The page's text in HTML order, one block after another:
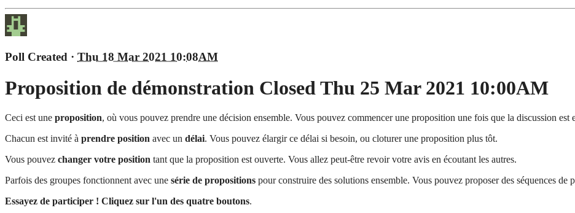
Poll Created · Thu 18 Mar 2021 10:08AM
Proposition de démonstration Closed Thu 25 Mar 2021 10:00AM
Ceci est une proposition, où vous pouvez prendre une décision ensemble. Vous pouvez commencer une proposition une fois que la discussion est
Chacun est invité à prendre position avec un délai. Vous pouvez élargir ce délai si besoin, ou cloturer une proposition plus tôt.
Vous pouvez changer votre position tant que la proposition est ouverte. Vous allez peut-être revoir votre avis en écoutant les autres.
Parfois des groupes fonctionnent avec une série de propositions pour construire des solutions ensemble. Vous pouvez proposer des séquences de
Essayez de participer ! Cliquez sur l'un des quatre boutons.